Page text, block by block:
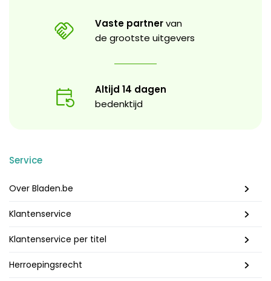
Vaste partnervan
de grootste uitgevers
Altijd 14 dagen
bedenktijd
Service
Over Bladen.be
Klantenservice
Klantenservice per titel
Herroepingsrecht